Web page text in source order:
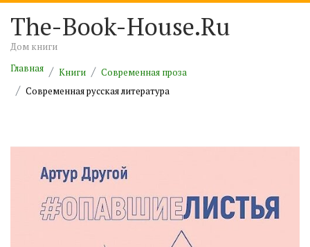
The-Book-House.Ru
Дом книги
Главная
Книги
Современная проза
Современная русская литература